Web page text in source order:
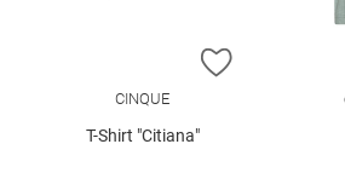
ZUR
CINQUE
T-Shirt "Citiana"